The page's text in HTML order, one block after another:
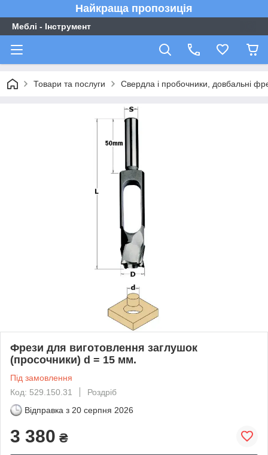
Найкраща пропозиція
Меблі - Інструмент
Товари та послуги Свердла і пробочники, довбальні
Фрези для виготовлення заглушок
(просочники) d = 15 мм.
Під замовлення
Код: 529.150.31
Роздріб
Відправка з 20 серпня 2026
3 380 ₴